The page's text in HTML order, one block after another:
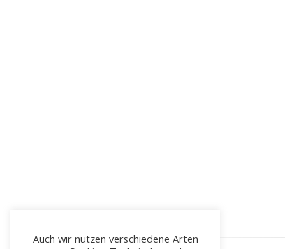
Auch wir nutzen verschiedene Arten